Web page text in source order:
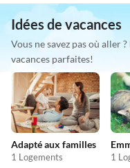
Idées de vacances
Vous ne savez pas où aller
vacances parfaites!
Adapté aux familles
1 Logements 1